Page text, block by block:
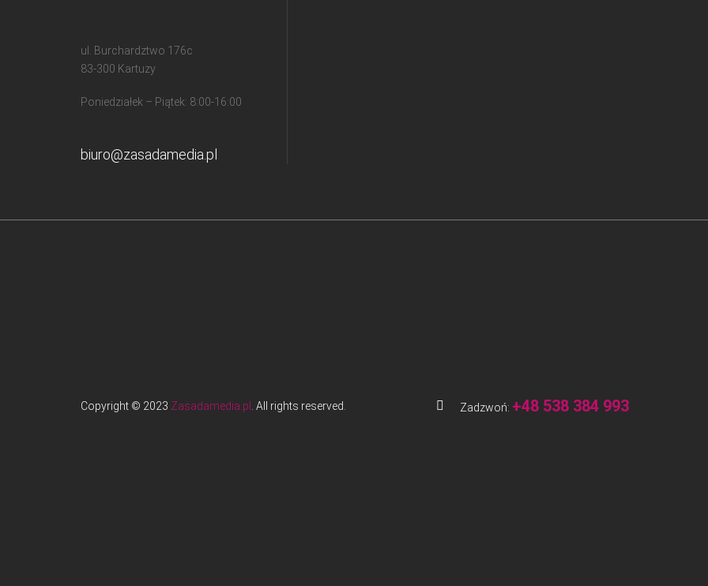
ul. Burchardztwo 176c
83-300 Kartuzy
Poniedziałek – Piątek: 8:00-16:00
biuro@zasadamedia.pl
Copyright © 2023 Zasadamedia.pl . All rights reserved. Zadzwoń: +48 538 384 993